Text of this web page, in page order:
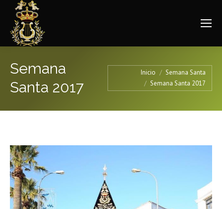
Semana
Santa 2017
Estás aquí:Inicio
Semana Santa
Semana Santa 2017